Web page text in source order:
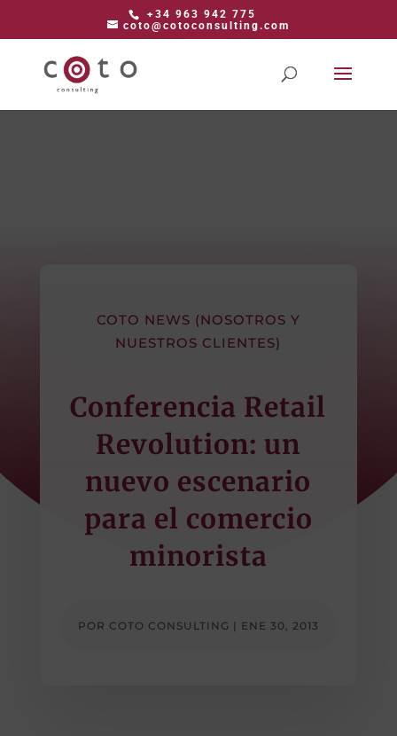
+34 963 942 775
coto@cotoconsulting.com
COTO NEWS (NOSOTROS Y
NUESTROS CLIENTES)
Conferencia Retail
Revolution: un
nuevo escenario
para el comercio
minorista
POR COTO CONSULTING | ENE 30, 2013